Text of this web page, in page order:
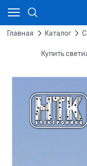
Главная Каталог
Купить